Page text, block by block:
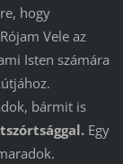
hogy
Vele az
Isten számára
bármit is
Egy